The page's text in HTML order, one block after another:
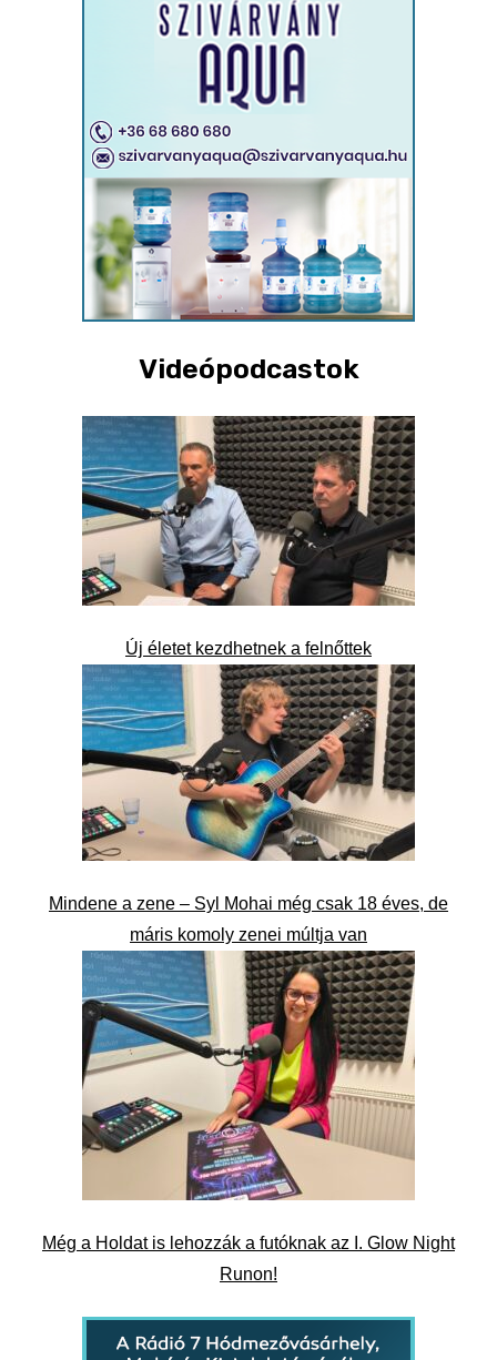
Videópodcastok
Új életet kezdhetnek a felnőttek
Mindene a zene – Syl Mohai még csak 18 éves, de
máris komoly zenei múltja van
Még a Holdat is lehozzák a futóknak az I. Glow Night
Runon!